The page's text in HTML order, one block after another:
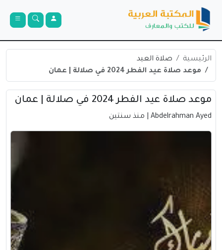
الرئيسية
صلاة العيد
موعد صلاة عيد الفطر 2024 في صلالة | عمان
موعد صلاة عيد الفطر 2024 في صلالة | عمان
Abdelrahman Ayed | منذ سنتين